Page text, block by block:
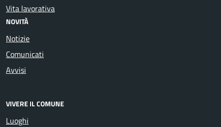
Vita lavorativa
NOVITÀ
Notizie
Comunicati
Avvisi
VIVERE IL COMUNE
Luoghi